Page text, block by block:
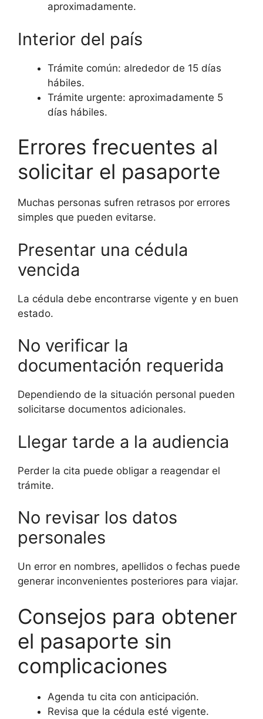
aproximadamente.
Interior del país
Trámite común: alrededor de 15 días
hábiles.
Trámite urgente: aproximadamente 5
días hábiles.
Errores frecuentes al
solicitar el pasaporte
Muchas personas sufren retrasos por errores
simples que pueden evitarse.
Presentar una cédula
vencida
La cédula debe encontrarse vigente y en buen
estado.
No verificar la
documentación requerida
Dependiendo de la situación personal pueden
solicitarse documentos adicionales.
Llegar tarde a la audiencia
Perder la cita puede obligar a reagendar el
trámite.
No revisar los datos
personales
Un error en nombres, apellidos o fechas puede
generar inconvenientes posteriores para viajar.
Consejos para obtener
el pasaporte sin
complicaciones
Agenda tu cita con anticipación.
Revisa que la cédula esté vigente.